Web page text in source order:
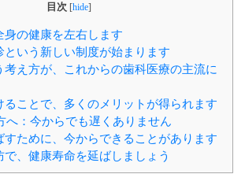
目次 [hide]
身の健康を左右します
という新しい制度が始まります
考え方が、これからの歯科医療の主流に
ることで、多くのメリットが得られます
へ：今からでも遅くありません
すために、今からできることがあります
、健康寿命を延ばしましょう